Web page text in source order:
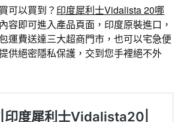
可以買到？ 印度犀利士Vidalista 20哪
容即可進入產品頁面，印度原裝進口，
運費送達三大超商門市，也可以宅急便
供絕密隱私保護，交到您手裡絕不外